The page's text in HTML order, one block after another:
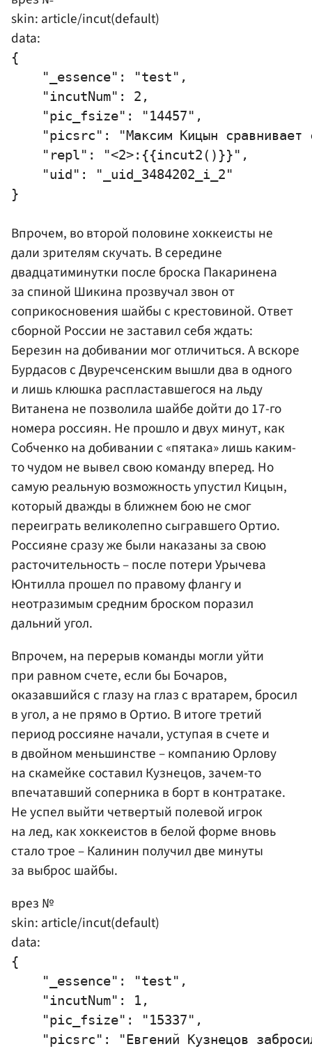
skin: article/incut(default)
data:
{
    "_essence": "test",
    "incutNum": 2,
    "pic_fsize": "14457",
"picsrc": "Максим Кицын сравнивает
    "repl": "<2>:{{incut2()}}",
    "uid": "_uid_3484202_i_2"
Впрочем, во второй половине хоккеисты не
дали зрителям скучать. В середине
двадцатиминутки после броска Пакаринена
за спиной Шикина прозвучал звон от
соприкосновения шайбы с крестовиной. Ответ
сборной России не заставил себя ждать:
Березин на добивании мог отличиться. А вскоре
Бурдасов с Двуречсенским вышли два в одного
и лишь клюшка распластавшегося на льду
Витанена не позволила шайбе дойти до 17-го
номера россиян. Не прошло и двух минут, как
Собченко на добивании с «пятака» лишь каким-
то чудом не вывел свою команду вперед. Но
самую реальную возможность упустил Кицын,
который дважды в ближнем бою не смог
переиграть великолепно сыгравшего Ортио.
Россияне сразу же были наказаны за свою
расточительность – после потери Урычева
Юнтилла прошел по правому флангу и
неотразимым средним броском поразил
дальний угол.
Впрочем, на перерыв команды могли уйти
при равном счете, если бы Бочаров,
оказавшийся с глазу на глаз с вратарем, бросил
в угол, а не прямо в Ортио. В итоге третий
период россияне начали, уступая в счете и
в двойном меньшинстве – компанию Орлову
на скамейке составил Кузнецов, зачем-то
впечатавший соперника в борт в контратаке.
Не успел выйти четвертый полевой игрок
на лед, как хоккеистов в белой форме вновь
стало трое – Калинин получил две минуты
за выброс шайбы.
врез №
skin: article/incut(default)
data:
{
    "_essence": "test",
    "incutNum": 1,
    "pic_fsize": "15337",
"picsrc": "Евгений Кузнецов